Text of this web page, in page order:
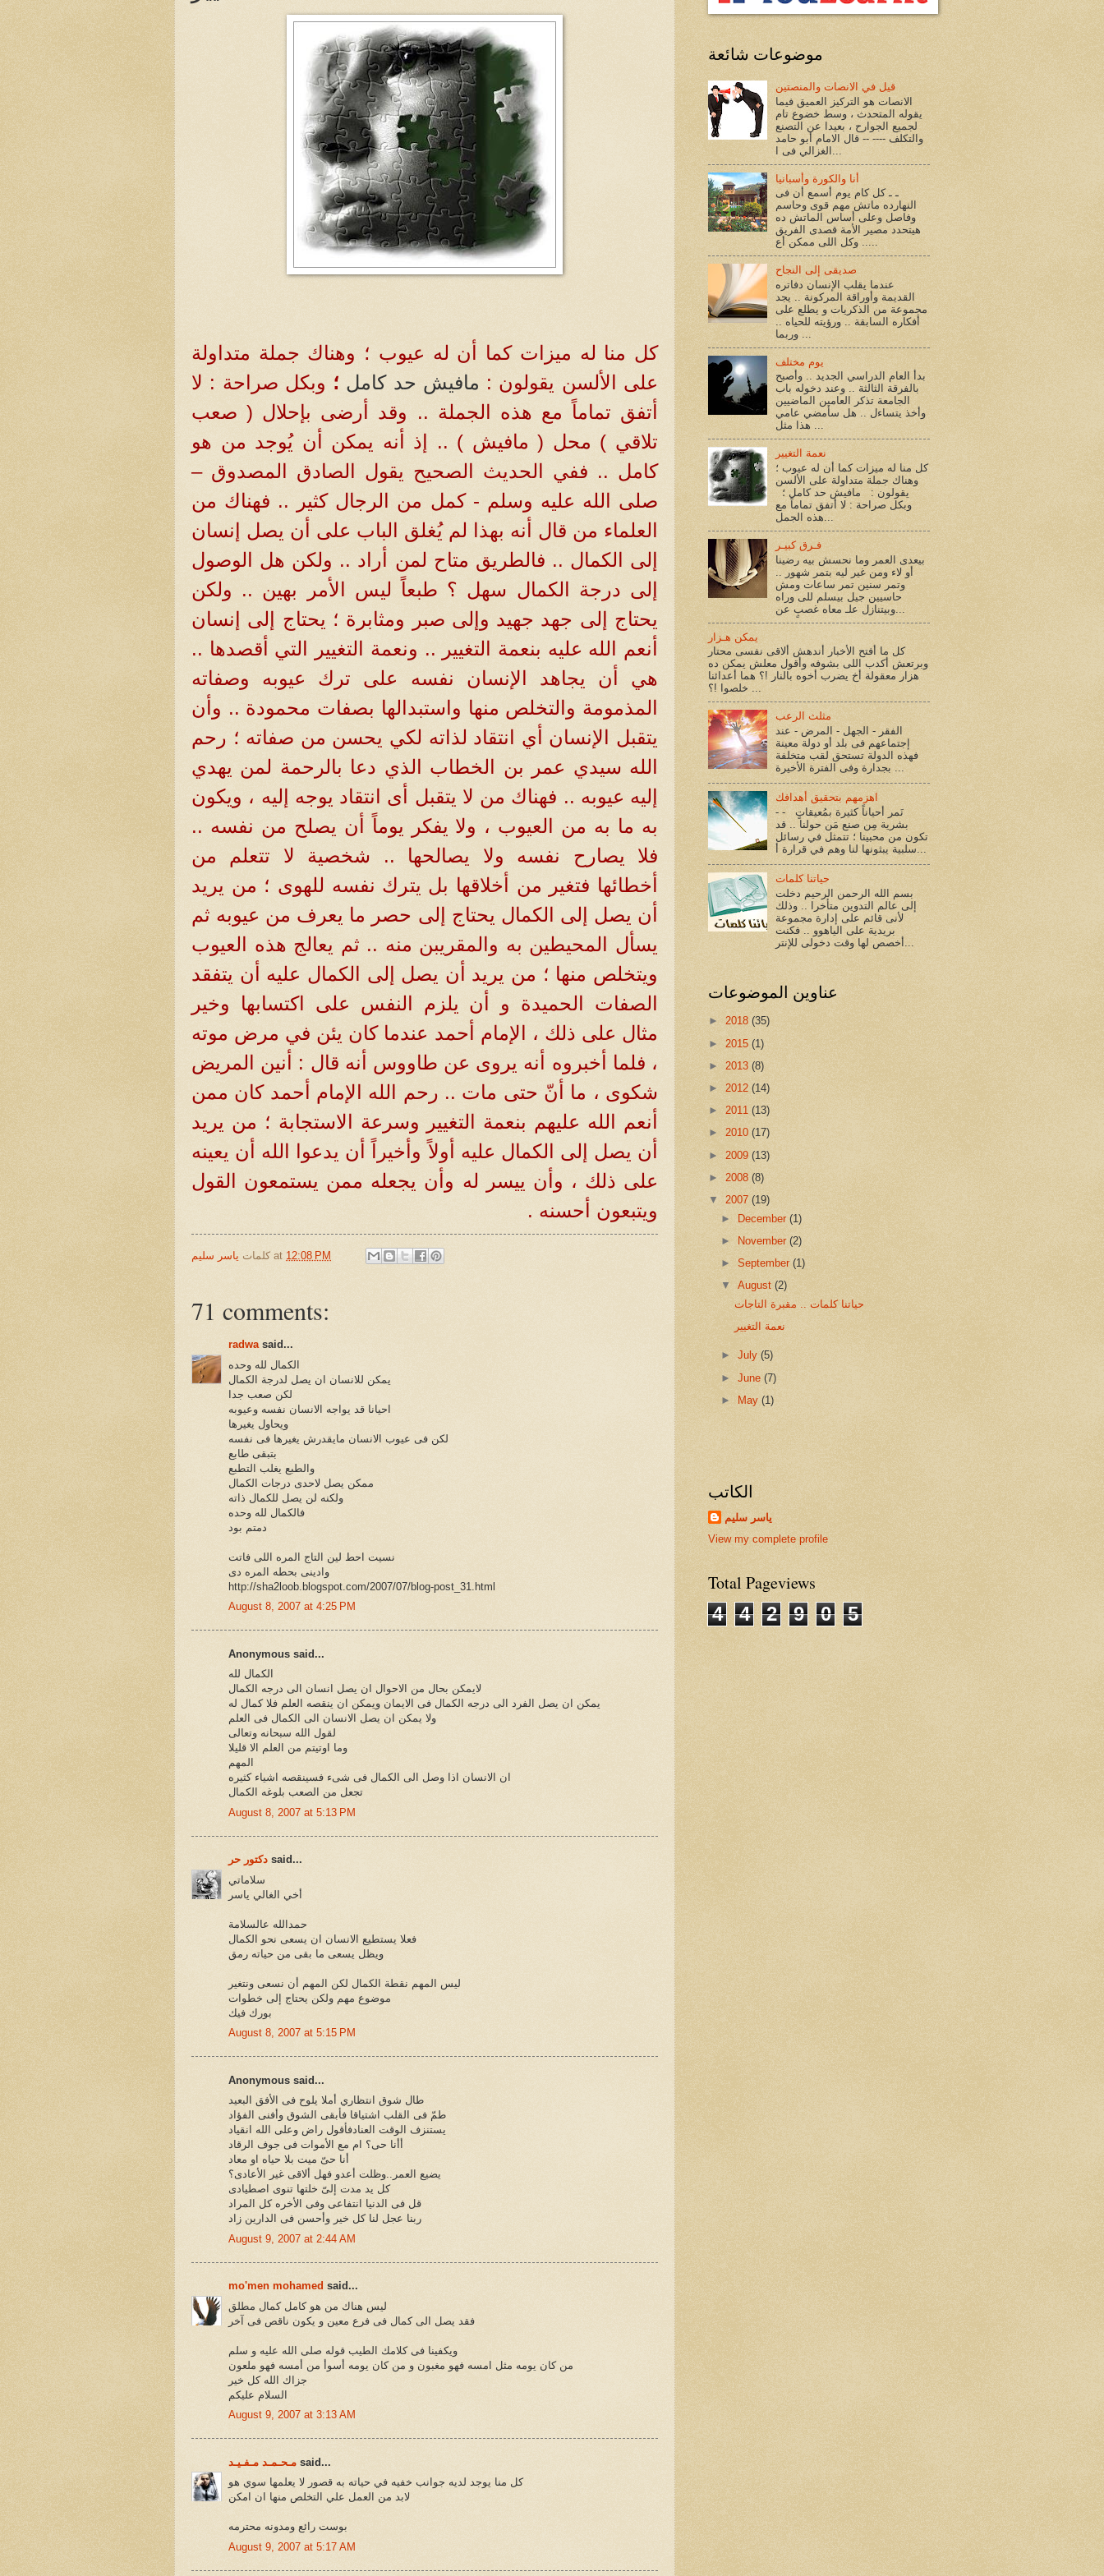
كل منا له ميزات كما أن له عيوب ؛ وهناك جملة متداولة
على الألسن يقولون : مافيش حد كامل ؛ وبكل صراحة : لا
أتفق تماماً مع هذه الجملة .. وقد أرضى بإحلال ( صعب
تلاقي ) محل ( مافيش ) .. إذ أنه يمكن أن يُوجد من هو
كامل .. ففي الحديث الصحيح يقول الصادق المصدوق –
صلى الله عليه وسلم - كمل من الرجال كثير .. فهناك من
العلماء من قال أنه بهذا لم يُغلق الباب على أن يصل إنسان
إلى الكمال .. فالطريق متاح لمن أراد .. ولكن هل الوصول
إلى درجة الكمال سهل ؟ طبعاً ليس الأمر بهين .. ولكن
يحتاج إلى جهد جهيد وإلى صبر ومثابرة ؛ يحتاج إلى إنسان
أنعم الله عليه بنعمة التغيير .. ونعمة التغيير التي أقصدها ..
هي أن يجاهد الإنسان نفسه على ترك عيوبه وصفاته
المذمومة والتخلص منها واستبدالها بصفات محمودة .. وأن
يتقبل الإنسان أي انتقاد لذاته لكي يحسن من صفاته ؛ رحم
الله سيدي عمر بن الخطاب الذي دعا بالرحمة لمن يهدي
إليه عيوبه .. فهناك من لا يتقبل أى انتقاد يوجه إليه ، ويكون
به ما به من العيوب ، ولا يفكر يوماً أن يصلح من نفسه ..
فلا يصارح نفسه ولا يصالحها .. شخصية لا تتعلم من
أخطائها فتغير من أخلاقها بل يترك نفسه للهوى ؛ من يريد
أن يصل إلى الكمال يحتاج إلى حصر ما يعرف من عيوبه ثم
يسأل المحيطين به والمقريبن منه .. ثم يعالج هذه العيوب
ويتخلص منها ؛ من يريد أن يصل إلى الكمال عليه أن يتفقد
الصفات الحميدة و أن يلزم النفس على اكتسابها وخير
مثال على ذلك ، الإمام أحمد عندما كان يئن في مرض موته
، فلما أخبروه أنه يروى عن طاووس أنه قال : أنين المريض
شكوى ، ما أنّ حتى مات .. رحم الله الإمام أحمد كان ممن
أنعم الله عليهم بنعمة التغيير وسرعة الاستجابة ؛ من يريد
أن يصل إلى الكمال عليه أولاً وأخيراً أن يدعوا الله أن يعينه
على ذلك ، وأن ييسر له وأن يجعله ممن يستمعون القول
ويتبعون أحسنه .
كلمات ياسر سليم at 12:08 PM
71 comments:
radwasaid...
الكمال لله وحده
يمكن للانسان ان يصل لدرجة الكمال
لكن صعب جدا
احيانا قد يواجه الانسان نفسه وعيوبه
ويحاول يغيرها
لكن فى عيوب الانسان مايقدرش يغيرها فى نفسه
بتبقى طابع
والطبع يغلب التطبع
ممكن يصل لاحدى درجات الكمال
ولكنه لن يصل للكمال ذاته
فالكمال لله وحده
دمتم بود
نسيت احط لين التاج المره اللى فاتت
وادينى بحطه المره دى
http://sha2loob.blogspot.com/2007/07/blog-post_31.html
August 8, 2007 at 4:25 PM
Anonymous said...
الكمال لله
لايمكن بحال من الاحوال ان يصل انسان الى درجه الكمال
يمكن ان يصل الفرد الى درجه الكمال فى الايمان ويمكن ان ينقصه العلم فلا كمال له
ولا يمكن ان يصل الانسان الى الكمال فى العلم
لقول الله سبحانه وتعالى
وما اوتيتم من العلم الا قليلا
المهم
ان الانسان اذا وصل الى الكمال فى شىء فسينقصه اشياء كثيره
تجعل من الصعب بلوغه الكمال
August 8, 2007 at 5:13 PM
دكتور حر said...
سلاماتي
أخي الغالي ياسر
حمدالله عالسلامة
فعلا يستطيع الانسان ان يسعى نحو الكمال
ويظل يسعى ما بقى من حياته رمق
ليس المهم نقطة الكمال لكن المهم أن نسعى ونتغير
موضوع مهم ولكن يحتاج إلى خطوات
بورك فيك
August 8, 2007 at 5:15 PM
Anonymous said...
طال شوق انتظاري أملا يلوح فى الأفق البعيد
طمّ فى القلب اشتياقا فأبقى الشوق وأفنى الفؤاد
يستنزف الوقت العنادفأقول راض وعلى الله انقياد
أأنا حى؟ ام مع الأموات فى جوف الرقاد
أنا حىّ ميت بلا حياه او معاد
يضيع العمر..وظلت أعدو فهل ألاقى غير الأعادى؟
كل يد مدت إلىّ خلتها تنوى اصطيادى
قل فى الدنيا انتفاعى وفى الأخره كل المراد
ربنا عجل لنا كل خير وأحسن فى الدارين زاد
August 9, 2007 at 2:44 AM
mo'men mohamed said...
ليس هناك من هو كامل كمال مطلق
فقد يصل الى كمال فى فرع معين و يكون ناقص فى آخر
ويكفينا فى كلامك الطيب قوله صلى الله عليه و سلم
من كان يومه مثل امسه فهو مغبون و من كان يومه أسوأ من أمسه فهو ملعون
جزاك الله كل خير
السلام عليكم
August 9, 2007 at 3:13 AM
مـحـمـد مـفـيـد said...
كل منا يوجد لديه جوانب خفيه في حياته به قصور لا يعلمها سوي هو
لابد من العمل علي التخلص منها ان امكن
بوست رائع ومدونه محترمه
August 9, 2007 at 5:17 AM
موضوعات شائعة
قيل في الانصات والمنصتين
الانصات هو التركيز العميق فيما
يقوله المتحدث ، وسط خضوع تام
لجميع الجوارح ، بعيدا عن التصنع
والتكلف ---- -- قال الامام أبو حامد
أنا والكورة وأسبانيا
ـ ـ كل كام يوم أسمع أن فى
النهارده ماتش مهم قوى وحاسم
وفاصل وعلى أساس الماتش ده
هيتحدد مصير الأمة قصدى الفريق
.. وكل اللى ممكن أع...
صديقى إلى النجاح
عندما يقلب الإنسان دفاتره
القديمة وأوراقة المركونة .. يجد
مجموعة من الذكريات و يطلع على
أفكاره السابقة .. ورؤيته للحياه ..
يوم مختلف
بدأ العام الدراسي الجديد .. وأصبح
بالفرقة الثالثة .. وعند دخوله باب
الجامعة تذكر العامين الماضيين
وأخذ يتساءل .. هل سأمضي عامي
هذا مثل ...
نعمة التغيير
كل منا له ميزات كما أن له عيوب ؛
وهناك جملة متداولة على الألسن
يقولون : مافيش حد كامل ؛
وبكل صراحة : لا أتفق تماماً مع
فـرق كبيـر
بيعدى العمر وما نحسش بيه رضينا
أو لاء ومن غير ليه بتمر شهور ..
وتمر سنين تمر ساعات ومش
حاسيين جيل بيسلم للى وراه
يمكن هـزار
كل ما أفتح الأخبار أندهش ألاقى نفسى محتار
وبرتعش أكدب اللى بشوفه وأقول معلش يمكن ده
هزار معقولة أخ يضرب أخوه بالنار !؟ هما أعدائنا
خلصوا !؟ ...
مثلث الرعب
الفقر - الجهل - المرض - عند
إجتماعهم فى بلد أو دولة معينة
فهذه الدولة تستحق لقب متخلفة
اهزمهم بتحقيق أهدافك
- - نَمر أحياناً كثيرة بمُعيقاتٍ
بشرية مِن صنع مَن حولنا .. قد
تكون من محبينا ؛ تتمثل في رسائل
حياتنا كلمات
بسم الله الرحمن الرحيم دخلت
إلى عالم التدوين متأخرا .. وذلك
لأنى قائم على إدارة مجموعة
بريدية على الياهوو .. فكنت
عناوين الموضوعات
► 2018 (35)
► 2015 (1)
► 2013 (8)
► 2012 (14)
► 2011 (13)
► 2010 (17)
► 2009 (13)
► 2008 (8)
▼ 2007 (19)
►
December(1)
►
November(2)
►September(1)
▼August(2)
حياتنا كلمات .. مقبرة التاجات
نعمة التغيير
►July(5)
►June(7)
►
May(1)
الكاتب
ياسر سليم
View my complete profile
Total Pageviews
4
4 2 9 0 5